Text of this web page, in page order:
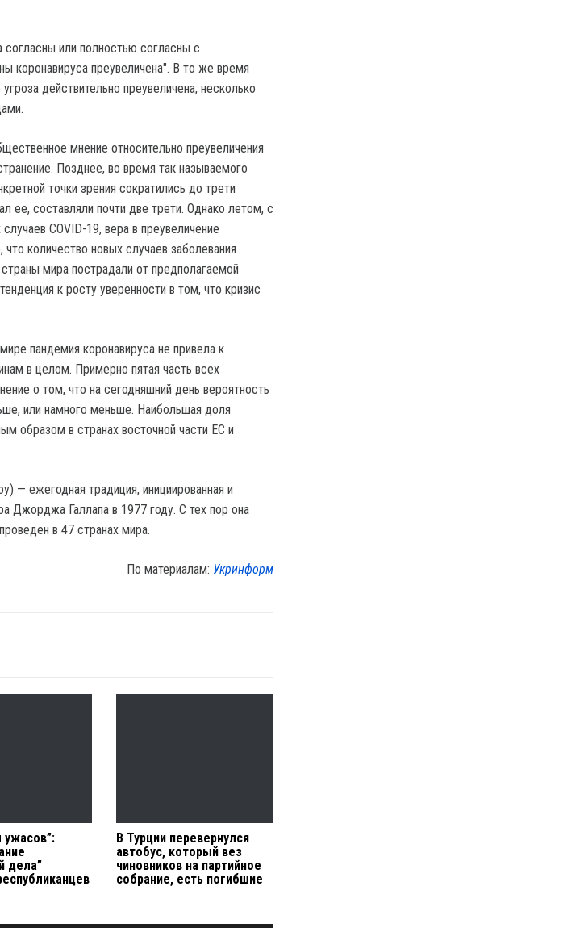
или полностью согласны с
коронавируса преувеличена". В то же время
действительно преувеличена, несколько
мнение относительно преувеличения
Позднее, во время так называемого
точки зрения сократились до трети
ее, составляли почти две трети. Однако летом, с
COVID-19, вера в преувеличение
количество новых случаев заболевания
мира пострадали от предполагаемой
к росту уверенности в том, что кризис
пандемия коронавируса не привела к
в целом. Примерно пятая часть всех
о том, что на сегодняшний день вероятность
или намного меньше. Наибольшая доля
образом в странах восточной части ЕС и
— ежегодная традиция, инициированная и
Джорджа Галлапа в 1977 году. С тех пор она
в 47 странах мира.
По материалам: Укринформ
ужасов”:
дела”
В Турции перевернулся
автобус, который вез
чиновников на партийное
собрание, есть погибшие